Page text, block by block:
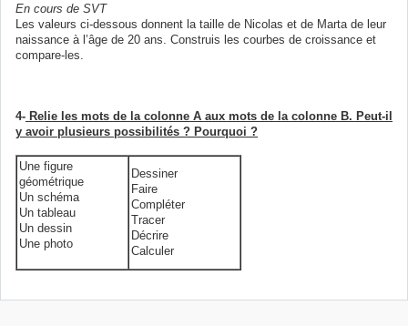
En cours de SVT
Les valeurs ci-dessous donnent la taille de Nicolas et de Marta de leur
naissance à l’âge de 20 ans. Construis les courbes de croissance et
compare-les.
4- Relie les mots de la colonne A aux mots de la colonne B. Peut-il
y avoir plusieurs possibilités ? Pourquoi ?
Une figure
géométrique
Un schéma
Un tableau
Un dessin
Une photo
Dessiner
Faire
Compléter
Tracer
Décrire
Calculer